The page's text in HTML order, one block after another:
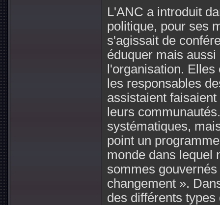
L'ANC a introduit
politique, pour ses
s'agissait de
éduquer mais
l'organisation.
les responsables
assistaient
leurs
systématiques,
point un
monde dans lequel
sommes
changement ».
des différents